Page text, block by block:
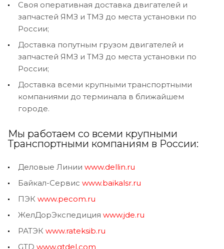
Своя оперативная доставка двигателей и
запчастей ЯМЗ и ТМЗ до места установки по
России;
Доставка попутным грузом двигателей и
запчастей ЯМЗ и ТМЗ до места установки по
России;
Доставка всеми крупными транспортными
компаниями до терминала в ближайшем
городе.
Мы работаем со всеми крупными
Транспортными компаниям в России:
Деловые Линии www.dellin.ru
Байкал-Сервис www.baikalsr.ru
ПЭК www.pecom.ru
ЖелДорЭкспедиция www.jde.ru
РАТЭК www.rateksib.ru
GTD www.gtdel.com